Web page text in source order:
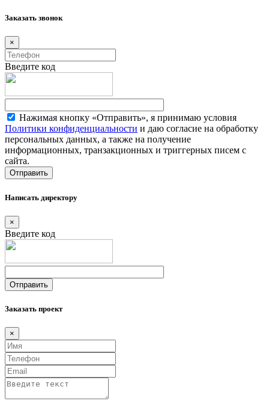
Заказать звонок
×
Введите код
Нажимая кнопку «Отправить», я принимаю условия
Политики конфиденциальности и даю согласие на обработку
персональных данных, а также на получение
информационных, транзакционных и триггерных писем с
сайта.
Написать директору
×
Введите код
Заказать проект
×